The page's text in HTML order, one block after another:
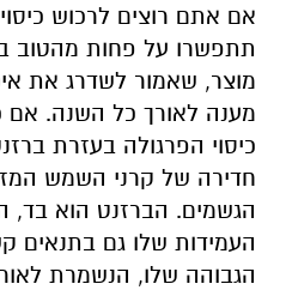
אם אתם רוצים לרכוש
תתפשרו על פחות מהטוב
מוצר, שאמור לשדרג את
מענה לאורך כל השנה. אם
כיסוי הפרגולה בעזרת
חדירה של קרני השמש
הגשמים. הברזנט הוא בד,
העמידות שלו גם בתנאים
הגבוהה שלו, הנשמרת